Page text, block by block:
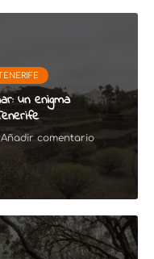
un enigma
Añadir comentario